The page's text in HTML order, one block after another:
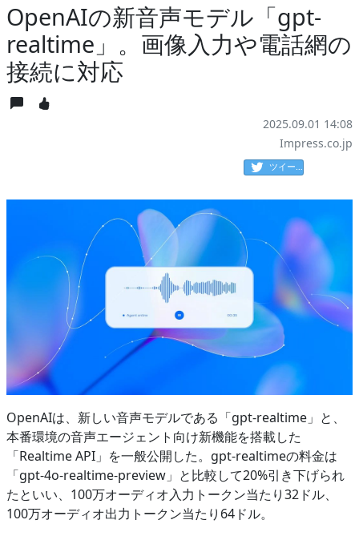
OpenAIの新音声モデル「gpt-
realtime」。画像入力や電話網の
接続に対応
2025.09.01 14:08
Impress.co.jp
ツイート
OpenAIは、新しい音声モデルである「gpt-realtime」と、
本番環境の音声エージェント向け新機能を搭載した
「Realtime API」を一般公開した。gpt-realtimeの料金は
「gpt-4o-realtime-preview」と比較して20%引き下げられ
たといい、100万オーディオ入力トークン当たり32ドル、
100万オーディオ出力トークン当たり64ドル。